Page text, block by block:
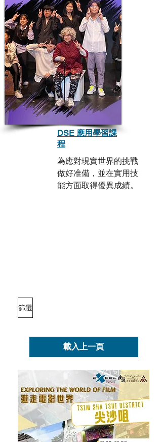
DSE 應用學習課
程
為應對現實世界的挑戰
做好准備，並在實用技
能方面取得優異成績。
篩選
載入上一頁